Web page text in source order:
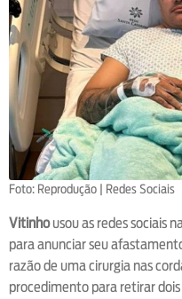
Foto: Reprodução | Redes Sociais
Vitinhousou as redes sociais
para anunciar seu
razão de uma cirurgia nas
procedimento para retirar